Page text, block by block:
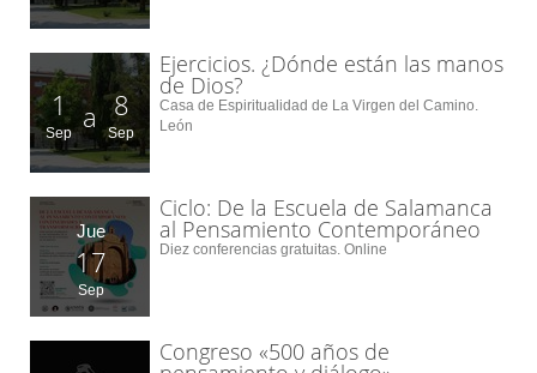
1
Sep a 8
Sep
Ejercicios. ¿Dónde están las manos
de Dios?
Casa de Espiritualidad de La Virgen del Camino.
León
Jue
17
Sep
Ciclo: De la Escuela de Salamanca
al Pensamiento Contemporáneo
Diez conferencias gratuitas. Online
Congreso «500 años de